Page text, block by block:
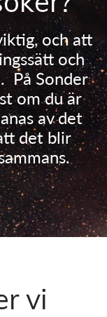
och att
och
På Sonder
om du är
av det
det blir
vi